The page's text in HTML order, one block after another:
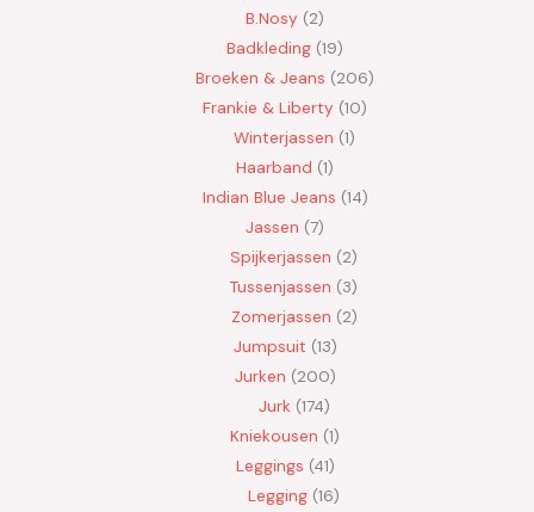
B.Nosy
2
Badkleding 19
Broeken & Jeans
206
Frankie & Liberty 10
Winterjassen 1
Haarband 1
Indian Blue Jeans 14
Jassen 7
Spijkerjassen
2
Tussenjassen
3
Zomerjassen 2
Jumpsuit 13
Jurken 200
Jurk 174
Kniekousen 1
Leggings 41
Legging 16